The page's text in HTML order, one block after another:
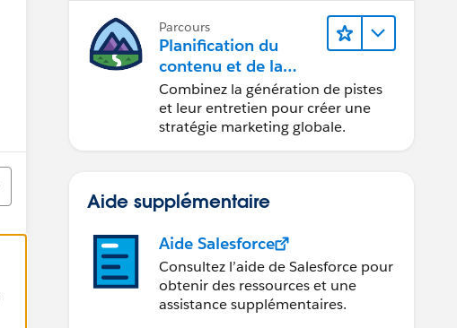
Parcours
Planification du
contenu et de la
stratégie marketing
avec
Marketing Cloud
Account Engagemen
Combinez la génération de pistes
et leur entretien pour créer une
stratégie marketing globale.
Aide supplémentaire
Aide Salesforce
Consultez l’aide de Salesforce pour
obtenir des ressources et une
assistance supplémentaires.